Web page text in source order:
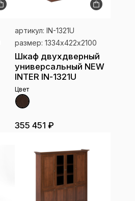
артикул: IN-1321U
размер: 1334х422х2100
Шкаф двухдверный
универсальный NEW
INTER IN-1321U
Цвет
355 451 ₽